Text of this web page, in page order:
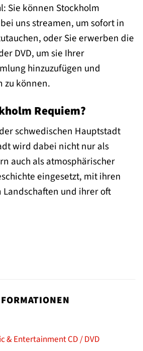
Sie können Stockholm
uns streamen, um sofort in
oder Sie erwerben die
DVD, um sie Ihrer
hinzuzufügen und
zu können.
Requiem?
schwedischen Hauptstadt
wird dabei nicht nur als
auch als atmosphärischer
eingesetzt, mit ihren
und ihrer oft
& Entertainment CD / DVD